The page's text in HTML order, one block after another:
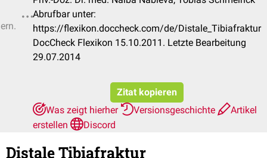
Abrufbar unter:
https://flexikon.doccheck.com/de/Distale_Tibiafraktur
DocCheck Flexikon 15.10.2011. Letzte Bearbeitung
29.07.2014
Zitat kopieren
Was zeigt hierher
Versionsgeschichte
Artikel
erstellen
Discord
Distale Tibiafraktur